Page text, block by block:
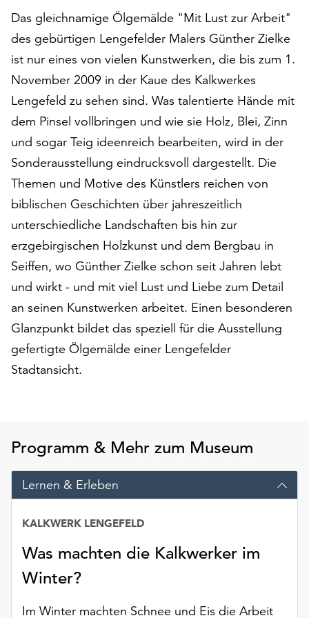
auf
„Alle
akzeptieren“,
um
alle
Cookies
zu
akzeptieren.
Sie
können
Einverständnis
jederzeit
ändern
widerrufen.
Dafür
steht
Ihnen
am
Ende
der
Seite
die
zur
Verfügung.
Funktionale
Cookies
auch
Ihr
Einverständnis
weiterhin
Das gleichnamige Ölgemälde "Mit Lust zur Arbeit"
des gebürtigen Lengefelder Malers Günther Zielke
ist nur eines von vielen Kunstwerken, die bis zum 1.
November 2009 in der Kaue des Kalkwerkes
Lengefeld zu sehen sind. Was talentierte Hände mit
dem Pinsel vollbringen und wie sie Holz, Blei, Zinn
und sogar Teig ideenreich bearbeiten, wird in der
Sonderausstellung eindrucksvoll dargestellt. Die
Themen und Motive des Künstlers reichen von
biblischen Geschichten über jahreszeitlich
unterschiedliche Landschaften bis hin zur
erzgebirgischen Holzkunst und dem Bergbau in
Seiffen, wo Günther Zielke schon seit Jahren lebt
und wirkt - und mit viel Lust und Liebe zum Detail
an seinen Kunstwerken arbeitet. Einen besonderen
Glanzpunkt bildet das speziell für die Ausstellung
gefertigte Ölgemälde einer Lengefelder
Stadtansicht.
Programm & Mehr zum Museum
Lernen & Erleben
Was machten die Kalkwerker im
Winter?
KALKWERK LENGEFELD
Im Winter machten Schnee und Eis die Arbeit